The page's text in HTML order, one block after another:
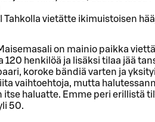
Tahkolla vietätte ikimuistoisen
on mainio paikka
120 henkilöä ja lisäksi tilaa jää
koroke bändiä varten ja
vaihtoehtoja, mutta
itse haluatte. Emme peri erillistä
50.